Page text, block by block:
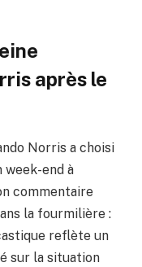
après le
Norris a choisi
week-end à
commentaire
la fourmilière :
reflète un
sur la situation